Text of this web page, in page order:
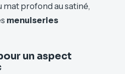
mat profond au satiné,
menuiseries
un aspect